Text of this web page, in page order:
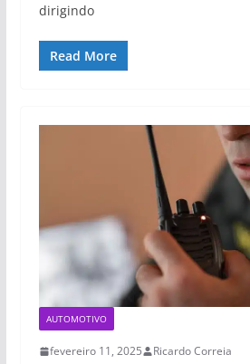
dirigindo
Read More
AUTOMOTIVO
fevereiro 11, 2025 Ricardo Correia